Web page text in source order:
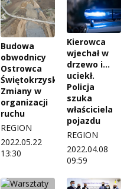
Budowa
obwodnicy
Ostrowca
Świętokrzyskiego.
Zmiany w
organizacji
ruchu
REGION
2022.05.22
13:30
Kierowca
wjechał w
drzewo i...
uciekł.
Policja
szuka
właściciela
pojazdu
REGION
2022.04.08
09:59